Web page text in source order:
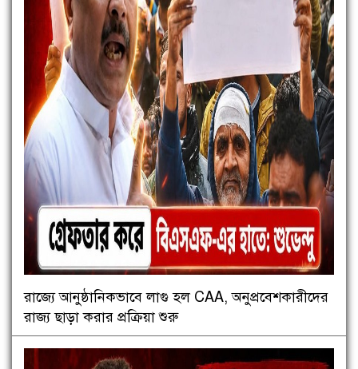
রাজ্যে আনুষ্ঠানিকভাবে লাগু হল CAA, অনুপ্রবেশকারীদের
রাজ্য ছাড়া করার প্রক্রিয়া শুরু